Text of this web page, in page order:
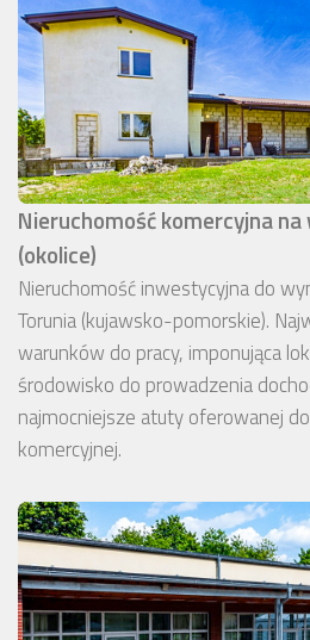
Nieruchomość komercyjna
(okolice)
Nieruchomość inwestycyjna do
Torunia (kujawsko-pomorskie).
warunków do pracy, imponująca
środowisko do prowadzenia
najmocniejsze atuty oferowanej
komercyjnej.